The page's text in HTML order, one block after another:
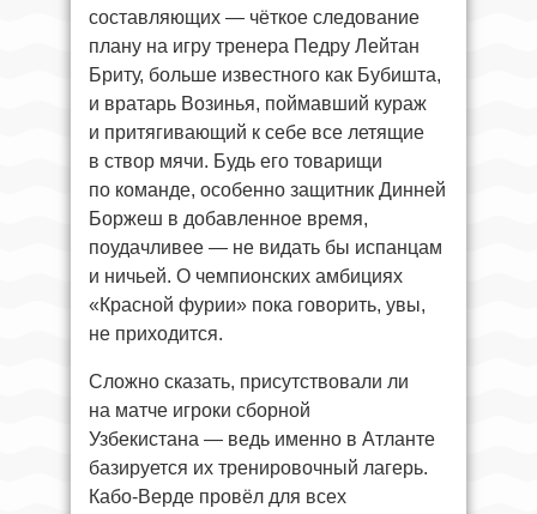
составляющих — чёткое следование
плану на игру тренера Педру Лейтан
Бриту, больше известного как Бубишта,
и вратарь Возинья, поймавший кураж
и притягивающий к себе все летящие
в створ мячи. Будь его товарищи
по команде, особенно защитник Динней
Боржеш в добавленное время,
поудачливее — не видать бы испанцам
и ничьей. О чемпионских амбициях
«Красной фурии» пока говорить, увы,
не приходится.
Сложно сказать, присутствовали ли
на матче игроки сборной
Узбекистана — ведь именно в Атланте
базируется их тренировочный лагерь.
Кабо-Верде провёл для всех